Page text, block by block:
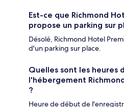
Est-ce que Richmond
propose un parking sur
Désolé, Richmond Hotel
d'un parking sur place.
Quelles sont les
l'hébergement
?
Heure de début de